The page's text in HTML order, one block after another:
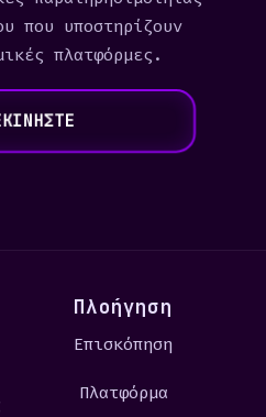
που υποστηρίζουν
πλατφόρμες.
Πλοήγηση
Επισκόπηση
Πλατφόρμα